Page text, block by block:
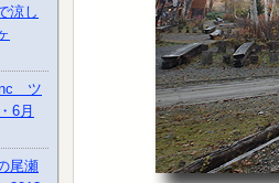
涼し
ツ
6月
尾瀬